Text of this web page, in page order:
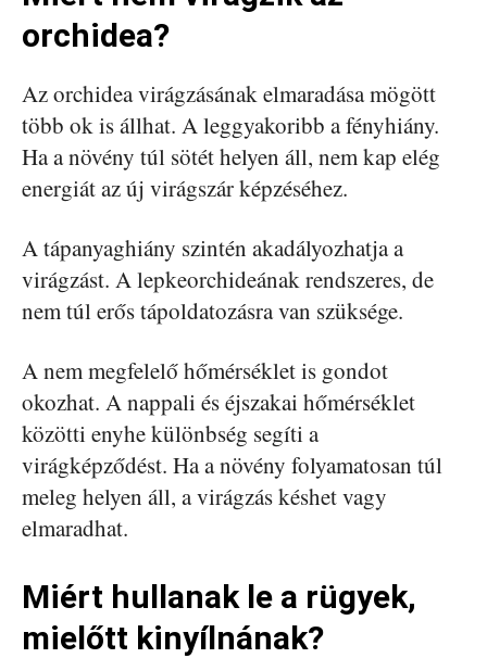
orchidea?
Az orchidea virágzásának elmaradása mögött
több ok is állhat. A leggyakoribb a fényhiány.
Ha a növény túl sötét helyen áll, nem kap elég
energiát az új virágszár képzéséhez.
A tápanyaghiány szintén akadályozhatja a
virágzást. A lepkeorchideának rendszeres, de
nem túl erős tápoldatozásra van szüksége.
A nem megfelelő hőmérséklet is gondot
okozhat. A nappali és éjszakai hőmérséklet
közötti enyhe különbség segíti a
virágképződést. Ha a növény folyamatosan túl
meleg helyen áll, a virágzás késhet vagy
elmaradhat.
Miért hullanak le a rügyek,
mielőtt kinyílnának?